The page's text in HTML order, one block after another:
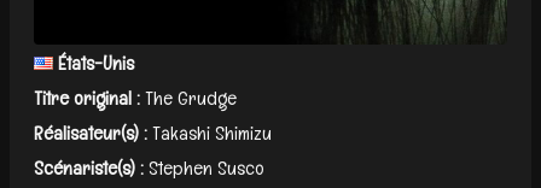
États-Unis
Titre original :The Grudge
Réalisateur(s) :Takashi Shimizu
Scénariste(s) :Stephen Susco